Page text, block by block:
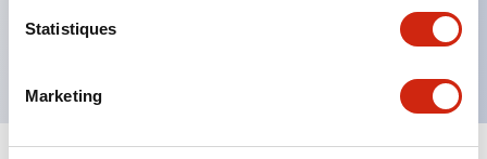
Statistiques
Marketing
Produits certifiés UL, CSA et conformes aux
normes EN. (Sauf buzzer)